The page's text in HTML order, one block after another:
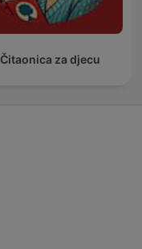
Čitaonica za djecu